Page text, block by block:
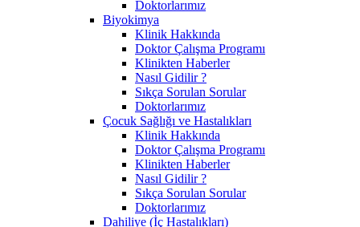
Doktorlarımız
Biyokimya
Klinik Hakkında
Doktor Çalışma Programı
Klinikten Haberler
Nasıl Gidilir ?
Sıkça Sorulan Sorular
Doktorlarımız
Çocuk Sağlığı ve Hastalıkları
Klinik Hakkında
Doktor Çalışma Programı
Klinikten Haberler
Nasıl Gidilir ?
Sıkça Sorulan Sorular
Doktorlarımız
Dahiliye (İç Hastalıkları)